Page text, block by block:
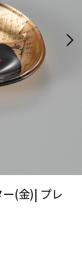
(金)| プレ